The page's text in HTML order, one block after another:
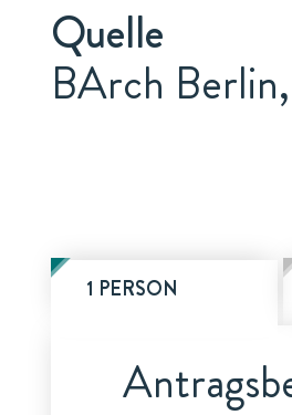
Quelle
BArch
1 PERSON